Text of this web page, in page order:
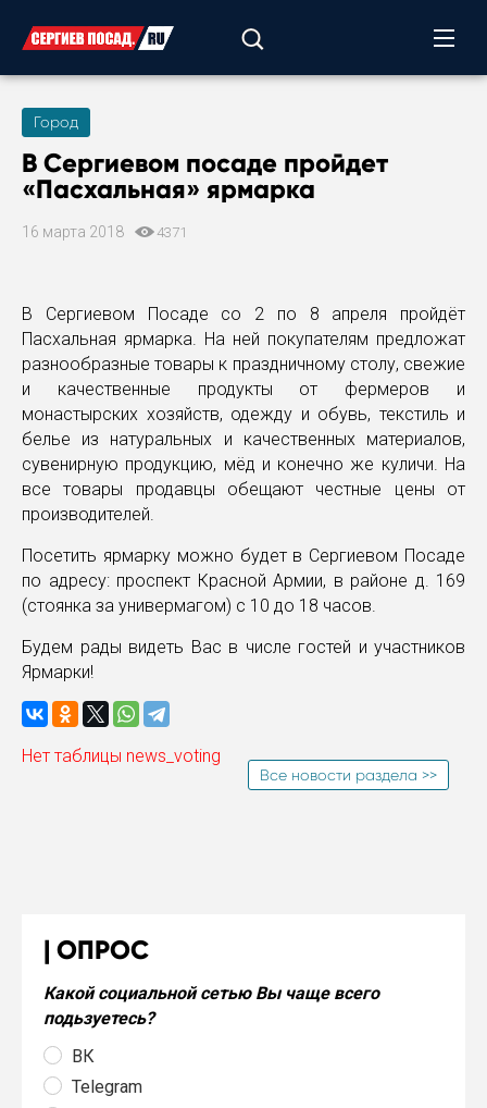
Город
В Сергиевом посаде пройдет
«Пасхальная» ярмарка
16 марта 2018 4371
В Сергиевом Посаде со 2 по 8 апреля пройдёт
Пасхальная ярмарка. На ней покупателям предложат
разнообразные товары к праздничному столу, свежие
и качественные продукты от фермеров и
монастырских хозяйств, одежду и обувь, текстиль и
белье из натуральных и качественных материалов,
сувенирную продукцию, мёд и конечно же куличи. На
все товары продавцы обещают честные цены от
производителей.
Посетить ярмарку можно будет в Сергиевом Посаде
по адресу: проспект Красной Армии, в районе д. 169
(стоянка за универмагом) с 10 до 18 часов.
Будем рады видеть Вас в числе гостей и участников
Ярмарки!
Нет таблицы news_voting
Все новости раздела >>
ОПРОС
Какой социальной сетью Вы чаще всего
подьзуетесь?
ВК
Telegram